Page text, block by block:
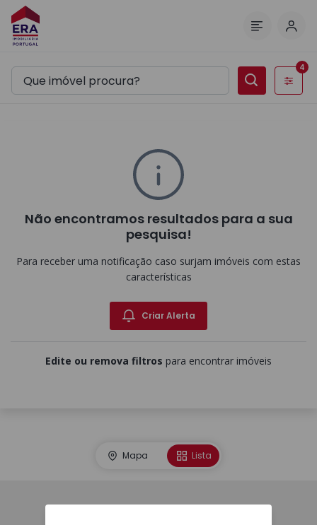
Filtros
4
Não encontramos resultados para a sua
pesquisa!
Para receber uma notificação caso surjam imóveis com estas
características
Criar Alerta
Edite ou remova filtros para encontrar imóveis
Mapa Lista